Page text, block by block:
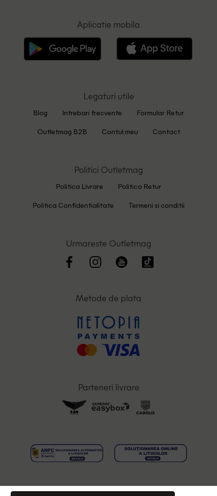
Aplicatie mobila
Legaturi utile
Blog Intrebari frecvente Formular Retur
Outletmag B2B Contul meu Contact
Politici Outletmag
Politica Livrare Politica Retur
Politica Confidentialitate Termeni si conditii
Urmareste Outletmag
Metode de plata
Parteneri livrare